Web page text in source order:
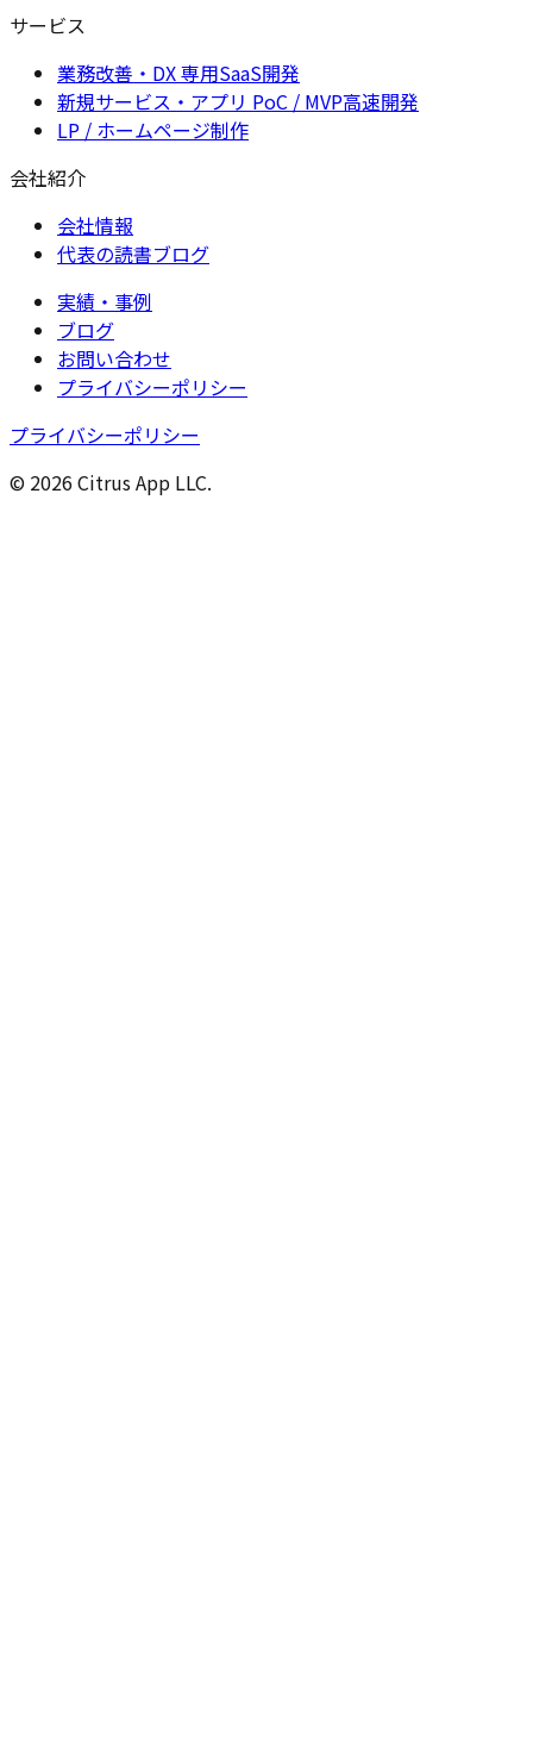
サービス
業務改善・DX 専用SaaS開発
新規サービス・アプリ PoC / MVP高速開発
LP / ホームページ制作
会社紹介
会社情報
代表の読書ブログ
実績・事例
ブログ
お問い合わせ
プライバシーポリシー
プライバシーポリシー
© 2026 Citrus App LLC.